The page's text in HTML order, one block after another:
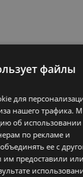
файлы
для
нашего трафика.
об
по рекламе и
ее с
предоставили